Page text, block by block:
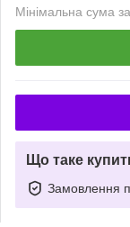
Мінімальна сума
Що таке
Замовлення